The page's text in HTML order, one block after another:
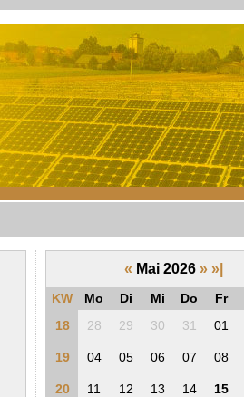
« Mai 2026 » »|
KW Mo Di Mi Do Fr
18
28 29 30 31 01
19 04 05 06 07 08
20 11 12 13 14 15